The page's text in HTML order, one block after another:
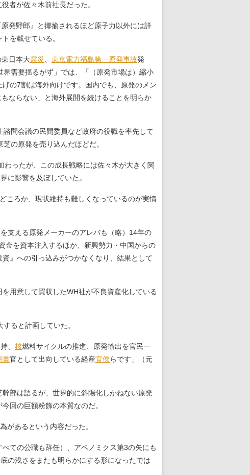
者が佐々木前社長だった。
発野郎』と揶揄されるほど原子力以外には詳
を載せている。
日本大震災 東京電力福島第一原発事故発
需要揺るがず」では、「（原発市場は）縮小
の7割は海外向けです。国内でも、原発のメン
ならない」と海外展開を続けることを明らか
問会議の民間委員など政府の役職を率先して
の原発を売り込んだほどだ。
ったが、この成長戦略には佐々木が大きく関
に影響を及ぼしていた。
ころか、現状維持も難しくなっているのが実情
支える原発メーカーのアレバも（略）14年の
金を資本注入するほか、新興勢力・中国からの
』への引っ込みがつかなくなり、結果として
用意して買収したWH社が不良資産化している
ると計画していた。
、 核燃料サイクルの推進、原発輸出を官民一
書官として出向している経産官僚らです」（元
幹部は語るが、世界的に斜陽化しかねない原発
回の巨額粉飾の本質なのだ。
があるという内容だった。
ての公職も辞任）、アベノミクス第3の矢にも
の浅さをまたも明らかにする形になったでは